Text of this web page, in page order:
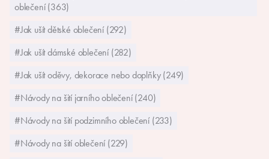
oblečení (363)
#Jak ušít dětské oblečení (292)
#Jak ušít dámské oblečení (282)
#Jak ušít oděvy, dekorace nebo doplňky (249)
#Návody na šití jarního oblečení (240)
#Návody na šití podzimního oblečení (233)
#Návody na šití oblečení (229)